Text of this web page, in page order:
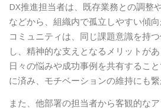
DX推進担当者は、既存業務との調整
などから、組織内で孤立しやすい傾向
コミュニティは、同じ課題意識を持
し、精神的な支えとなるメリットがあ
日々の悩みや成功事例を共有するこ
に済み、モチベーションの維持にも繋
また、他部署の担当者から客観的な